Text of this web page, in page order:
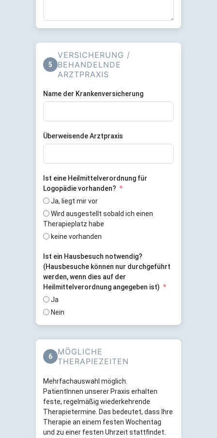
5
VERSICHERUNG /
BEHANDELNDE
ARZTPRAXIS
Name der Krankenversicherung
Überweisende Arztpraxis
Ist eine Heilmittelverordnung für
Logopädie vorhanden?
Ja, liegt mir vor
Wird ausgestellt sobald ich einen
Therapieplatz habe
keine vorhanden
Ist ein Hausbesuch notwendig?
(Hausbesuche können nur durchgeführt
werden, wenn dies auf der
Heilmittelverordnung angegeben ist)
Ja
Nein
6
MÖGLICHE
THERAPIEZEITEN
Mehrfachauswahl möglich.
PatientInnen unserer Praxis erhalten
feste, regelmäßig wiederkehrende
Therapietermine. Das bedeutet, dass Ihre
Therapie an einem festen Wochentag
und zu einer festen Uhrzeit stattfindet.